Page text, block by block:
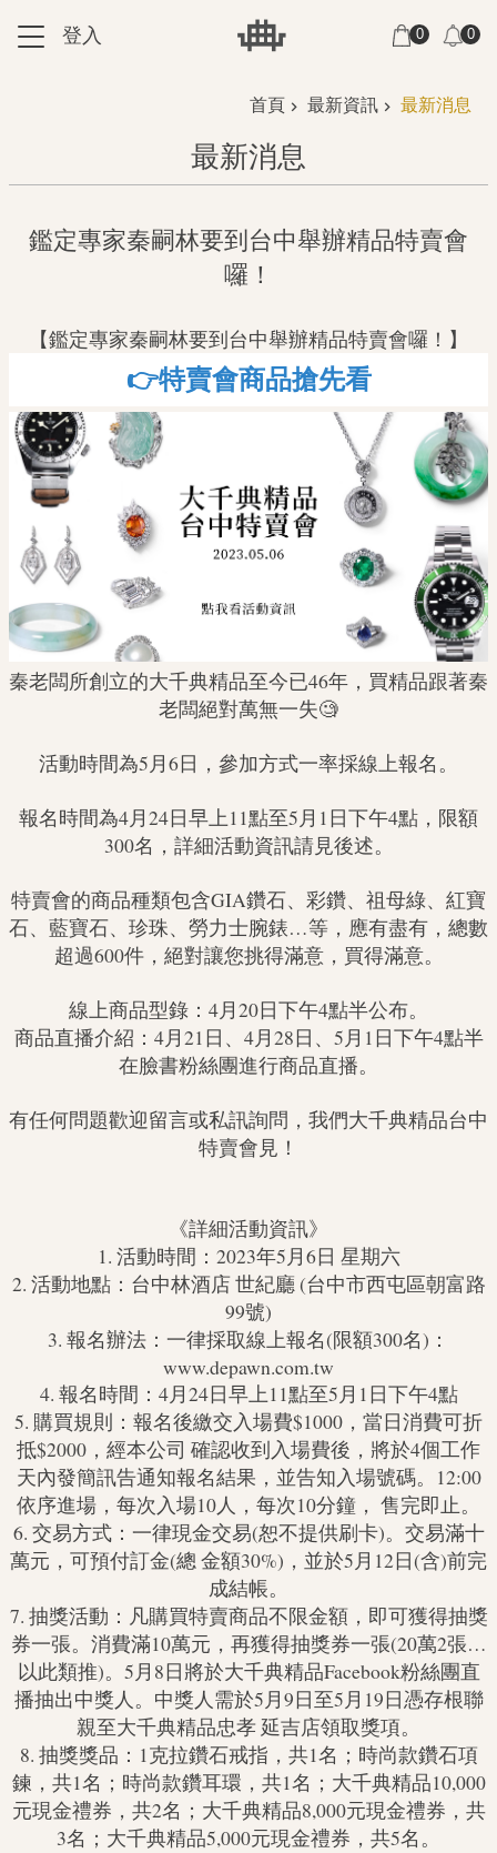
跳到主要內容區塊
::: 登入 0 0
首頁 最新資訊 最新消息
最新消息
鑑定專家秦嗣林要到台中舉辦精品特賣會
囉！
【鑑定專家秦嗣林要到台中舉辦精品特賣會囉！】
👉特賣會商品搶先看
秦老闆所創立的大千典精品至今已46年，買精品跟著秦
老闆絕對萬無一失🧐
活動時間為5月6日，參加方式一率採線上報名。
報名時間為4月24日早上11點至5月1日下午4點，限額
300名，詳細活動資訊請見後述。
特賣會的商品種類包含GIA鑽石、彩鑽、祖母綠、紅寶
石、藍寶石、珍珠、勞力士腕錶…等，應有盡有，總數
超過600件，絕對讓您挑得滿意，買得滿意。
線上商品型錄：4月20日下午4點半公布。
商品直播介紹：4月21日、4月28日、5月1日下午4點半
在臉書粉絲團進行商品直播。
有任何問題歡迎留言或私訊詢問，我們大千典精品台中
特賣會見！
《詳細活動資訊》
1. 活動時間：2023年5月6日 星期六
2. 活動地點：台中林酒店 世紀廳 (台中市西屯區朝富路
99號)
3. 報名辦法：一律採取線上報名(限額300名)：
www.depawn.com.tw
4. 報名時間：4月24日早上11點至5月1日下午4點
5. 購買規則：報名後繳交入場費$1000，當日消費可折
抵$2000，經本公司 確認收到入場費後，將於4個工作
天內發簡訊告通知報名結果，並告知入場號碼。12:00
依序進場，每次入場10人，每次10分鐘， 售完即止。
6. 交易方式：一律現金交易(恕不提供刷卡)。交易滿十
萬元，可預付訂金(總 金額30%)，並於5月12日(含)前完
成結帳。
7. 抽獎活動：凡購買特賣商品不限金額，即可獲得抽獎
券一張。消費滿10萬元，再獲得抽獎券一張(20萬2張…
以此類推)。5月8日將於大千典精品Facebook粉絲團直
播抽出中獎人。中獎人需於5月9日至5月19日憑存根聯
親至大千典精品忠孝 延吉店領取獎項。
8. 抽獎獎品：1克拉鑽石戒指，共1名；時尚款鑽石項
鍊，共1名；時尚款鑽耳環，共1名；大千典精品10,000
元現金禮券，共2名；大千典精品8,000元現金禮券，共
3名；大千典精品5,000元現金禮券，共5名。